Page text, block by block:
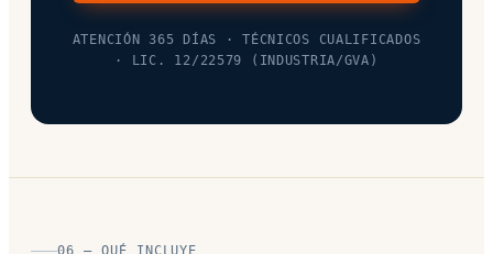
ATENCIÓN 365 DÍAS · TÉCNICOS CUALIFICADOS
· LIC. 12/22579 (INDUSTRIA/GVA)
06 — QUÉ INCLUYE